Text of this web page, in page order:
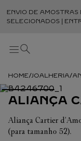
ENVIO DE AMOSTRAS
SELECIONADOS |
JOALHERIA
ALIANÇA
Aliança Cartier
(para tamanho 52).